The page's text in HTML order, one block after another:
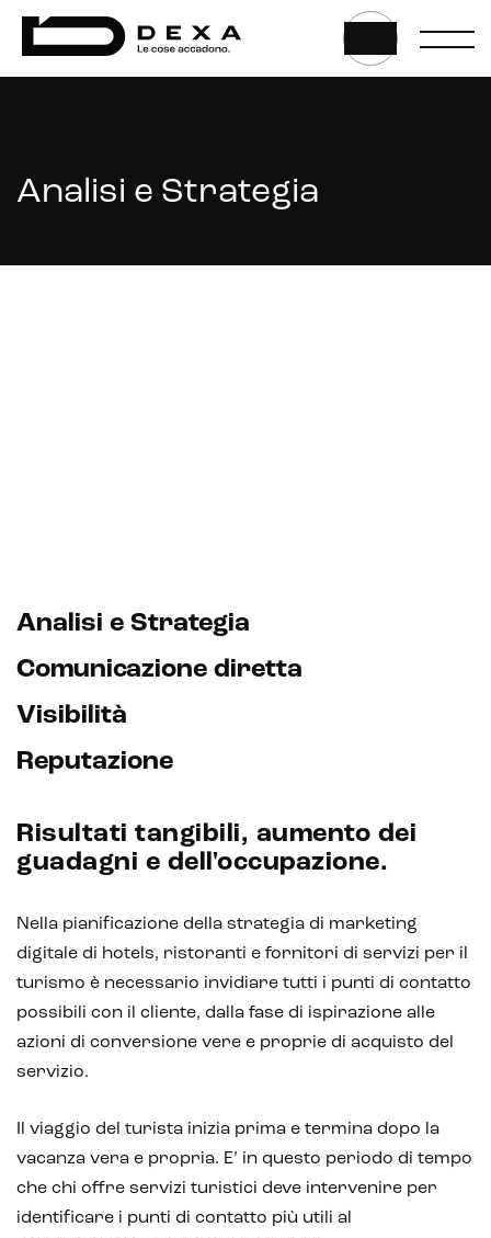
Gestione hosting e manutenzione di siti web
E-commerce solutions
E-commerce store
E-commerce management
Payment gateway integration
Analisi e Strategia
Analisi e Strategia
Comunicazione diretta
Visibilità
Reputazione
Risultati tangibili, aumento dei
guadagni e dell'occupazione.
Nella pianificazione della strategia di marketing
digitale di hotels, ristoranti e fornitori di servizi per il
turismo è necessario invidiare tutti i punti di contatto
possibili con il cliente, dalla fase di ispirazione alle
azioni di conversione vere e proprie di acquisto del
servizio.
Il viaggio del turista inizia prima e termina dopo la
vacanza vera e propria. E’ in questo periodo di tempo
che chi offre servizi turistici deve intervenire per
identificare i punti di contatto più utili al